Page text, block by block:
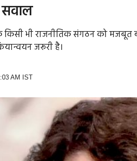
किसी भी राजनीतिक संगठन को
जरूरी है।
AM IST